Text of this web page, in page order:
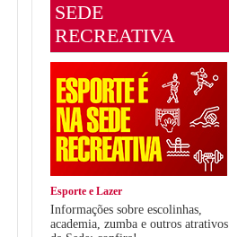
SEDE
RECREATIVA
Esporte e Lazer
Informações sobre escolinhas,
academia, zumba e outros atrativos